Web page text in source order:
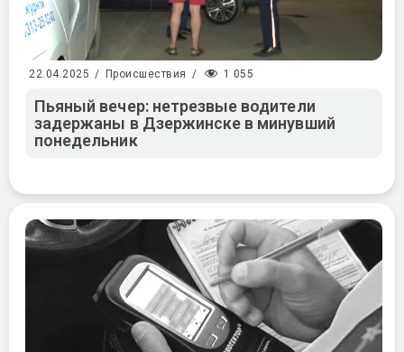
22.04.2025 / Происшествия / 1 055
Пьяный вечер: нетрезвые водители
задержаны в Дзержинске в минувший
понедельник